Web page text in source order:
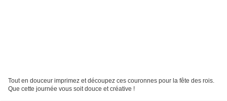
Tout en douceur imprimez et découpez ces couronnes pour la fête des rois.
Que cette journée vous soit douce et créative !